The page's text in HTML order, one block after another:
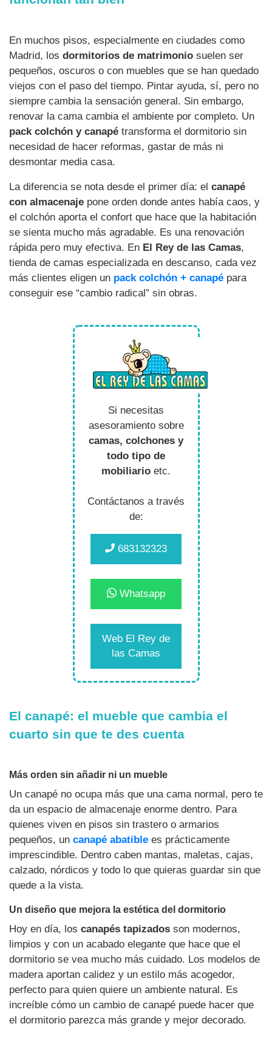
En muchos pisos, especialmente en ciudades como
Madrid, los dormitorios de matrimonio suelen ser
pequeños, oscuros o con muebles que se han quedado
viejos con el paso del tiempo. Pintar ayuda, sí, pero no
siempre cambia la sensación general. Sin embargo,
renovar la cama cambia el ambiente por completo. Un
pack colchón y canapé transforma el dormitorio sin
necesidad de hacer reformas, gastar de más ni
desmontar media casa.
La diferencia se nota desde el primer día: el canapé
con almacenaje pone orden donde antes había caos, y
el colchón aporta el confort que hace que la habitación
se sienta mucho más agradable. Es una renovación
rápida pero muy efectiva. En El Rey de las Camas,
tienda de camas especializada en descanso, cada vez
más clientes eligen un pack colchón + canapé para
conseguir ese “cambio radical” sin obras.
Si necesitas
asesoramiento sobre
camas, colchones y
todo tipo de
mobiliario etc.
Contáctanos a través
de:
683132323
Whatsapp
Web El Rey de
las Camas
El canapé: el mueble que cambia el
cuarto sin que te des cuenta
Más orden sin añadir ni un mueble
Un canapé no ocupa más que una cama normal, pero te
da un espacio de almacenaje enorme dentro. Para
quienes viven en pisos sin trastero o armarios
pequeños, un canapé abatible es prácticamente
imprescindible. Dentro caben mantas, maletas, cajas,
calzado, nórdicos y todo lo que quieras guardar sin que
quede a la vista.
Un diseño que mejora la estética del dormitorio
Hoy en día, los canapés tapizados son modernos,
limpios y con un acabado elegante que hace que el
dormitorio se vea mucho más cuidado. Los modelos de
madera aportan calidez y un estilo más acogedor,
perfecto para quien quiere un ambiente natural. Es
increíble cómo un cambio de canapé puede hacer que
el dormitorio parezca más grande y mejor decorado.